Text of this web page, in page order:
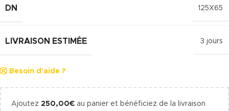
DN 125X65
LIVRAISON ESTIMÉE 3 jours
Besoin d'aide ?
Ajoutez 250,00€ au panier et bénéficiez de la livraison